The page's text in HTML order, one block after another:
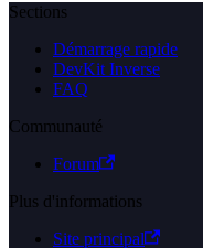
Sections
Démarrage rapide
DevKit Inverse
FAQ
Communauté
Forum
Plus d'informations
Site principal